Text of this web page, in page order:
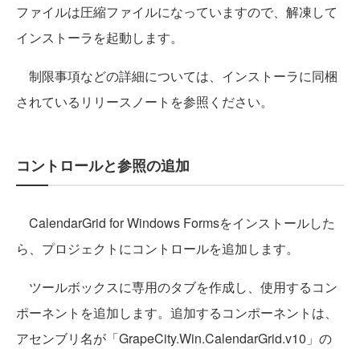
ファイルは圧縮ファイルになっていますので、解凍して
インストーラを起動します。
制限事項などの詳細については、インストーラに同梱
されているリリースノートを参照ください。
コントロールと参照の追加
CalendarGrid for Windows Formsをインストールした
ら、プロジェクトにコントロールを追加します。
ツールボックスに専用のタブを作成し、使用するコン
ポーネントを追加します。追加するコンポーネントは、
アセンブリ名が「GrapeCity.Win.CalendarGrid.v10」の